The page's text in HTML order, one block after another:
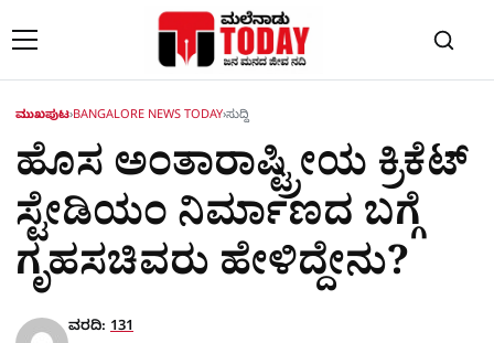
ಮುಖಪುಟ›BANGALORE NEWS TODAY›ಸುದ್ದಿ
ಹೊಸ ಅಂತಾರಾಷ್ಟ್ರೀಯ ಕ್ರಿಕೆಟ್‌
ಸ್ಟೇಡಿಯಂ ನಿರ್ಮಾಣದ ಬಗ್ಗೆ
ಗೃಹಸಚಿವರು ಹೇಳಿದ್ದೇನು?
ವರದಿ: 131